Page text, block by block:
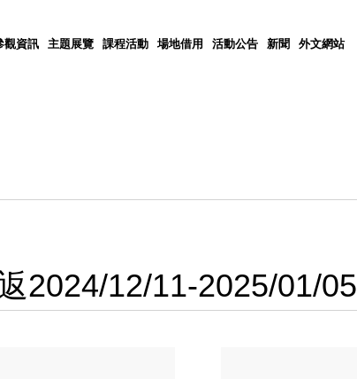
觀資訊 主題展覽 課程活動 場地借用 活動公告 新聞 外文網站
2024/12/11-2025/01/05